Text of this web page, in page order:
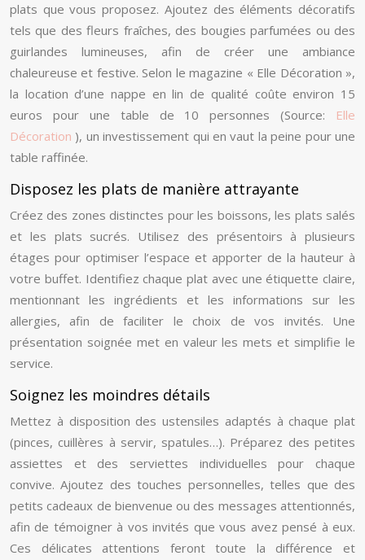
plats que vous proposez. Ajoutez des éléments décoratifs
tels que des fleurs fraîches, des bougies parfumées ou des
guirlandes lumineuses, afin de créer une ambiance
chaleureuse et festive. Selon le magazine « Elle Décoration »,
la location d’une nappe en lin de qualité coûte environ 15
euros pour une table de 10 personnes (Source: Elle
Décoration ), un investissement qui en vaut la peine pour une
table raffinée.
Disposez les plats de manière attrayante
Créez des zones distinctes pour les boissons, les plats salés
et les plats sucrés. Utilisez des présentoirs à plusieurs
étages pour optimiser l’espace et apporter de la hauteur à
votre buffet. Identifiez chaque plat avec une étiquette claire,
mentionnant les ingrédients et les informations sur les
allergies, afin de faciliter le choix de vos invités. Une
présentation soignée met en valeur les mets et simplifie le
service.
Soignez les moindres détails
Mettez à disposition des ustensiles adaptés à chaque plat
(pinces, cuillères à servir, spatules…). Préparez des petites
assiettes et des serviettes individuelles pour chaque
convive. Ajoutez des touches personnelles, telles que des
petits cadeaux de bienvenue ou des messages attentionnés,
afin de témoigner à vos invités que vous avez pensé à eux.
Ces délicates attentions feront toute la différence et